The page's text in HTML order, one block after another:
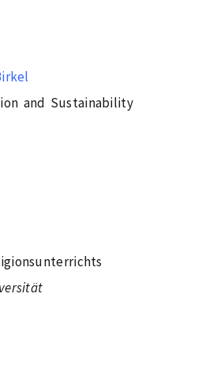
and Sustainability